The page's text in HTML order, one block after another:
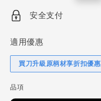
price
安全支付
適用優惠
買刀升級原柄材享折扣優惠
品項